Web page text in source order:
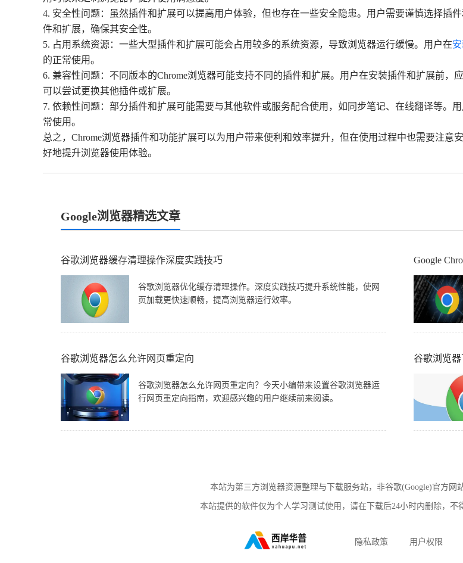
4. 安全性问题：虽然插件和扩展可以提高用户体验，但也存在一些安全隐患。用户需要谨慎选择插
件和扩展，确保其安全性。
5. 占用系统资源：一些大型插件和扩展可能会占用较多的系统资源，导致浏览器运行缓慢。用户在
的正常使用。
6. 兼容性问题：不同版本的Chrome浏览器可能支持不同的插件和扩展。用户在安装插件和扩展前，
可以尝试更换其他插件或扩展。
7. 依赖性问题：部分插件和扩展可能需要与其他软件或服务配合使用，如同步笔记、在线翻译等。
常使用。
总之，Chrome浏览器插件和功能扩展可以为用户带来便利和效率提升，但在使用过程中也需要注
好地提升浏览器使用体验。
Google浏览器精选文章
谷歌浏览器缓存清理操作深度实践技巧
谷歌浏览器优化缓存清理操作。深度实践技巧提升系统性能，使网
页加载更快速顺畅，提高浏览器运行效率。
Google
谷歌浏览器怎么允许网页重定向
谷歌浏览器怎么允许网页重定向？今天小编带来设置谷歌浏览器运
行网页重定向指南，欢迎感兴趣的用户继续前来阅读。
谷歌浏览
本站为第三方浏览器资源整理与下载服务站，非谷歌(Google)官方网
本站提供的软件仅为个人学习测试使用，请在下载后24小时内删除，不
隐私政策 用户权限